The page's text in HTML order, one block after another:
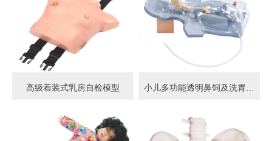
高级着装式乳房自检模型